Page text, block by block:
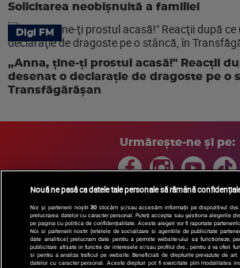
Solicitarea neobișnuită a familiei
Digi FM
„Anna, ţine-ţi prostul acasă!" Reacţii
desenat o declaraţie de dragoste pe o
Transfăgărăşan
Urmărește-ne și pe:
Copyright © 2026 / DIGI
Arhiva
Comunicate de presă Politica de
si conditii
Gestionați preferințele|
Nouă ne pasă ca datele tale personale să rămână
Noi și partenerii noștri30 stocăm și/sau accesăm informații pe dispozitivul
prelucrarea datelor cu caracter personal. Puteți accepta sau gestiona alegerile
pe pagina cu politica de confidențialitate. Aceste alegeri vor fi raportate
Noi si partenerii nostri (retelele de socializare si agentiile de publicitate
date analitice) prelucram date pentru a permite website-ului sa functioneze,
publicitare afisate in functie de interesele si/sau profilul dvs., pentru a va oferi
si pentru a analiza traficul pe website. Beneficiati de drepturile prevazute de
datelor cu caracter personal. Aceste drepturi pot fi exercitate prin modalitatea